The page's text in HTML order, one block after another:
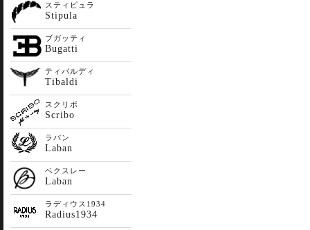
スティピュラ
Stipula
ブガッティ
Bugatti
ティバルディ
Tibaldi
スクリボ
Scribo
ラバン
Laban
ベクスレー
Laban
ラディウス1934
Radius1934